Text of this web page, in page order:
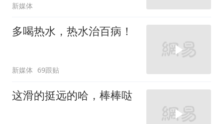
新媒体
多喝热水，热水治百病！
新媒体 69跟贴
这滑的挺远的哈，棒棒哒